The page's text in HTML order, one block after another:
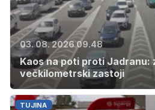
03. 08. 2026 09.48
Kaos na poti proti Jadranu:
večkilometrski zastoji
TUJINA